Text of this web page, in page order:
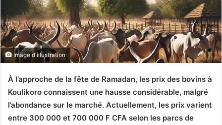
Image d'illustration
À l’approche de la fête de Ramadan, les prix des bovins à
Koulikoro connaissent une hausse considérable, malgré
l’abondance sur le marché. Actuellement, les prix varient
entre 300 000 et 700 000 F CFA selon les parcs de